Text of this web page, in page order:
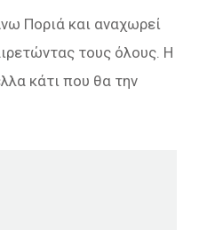
Ποριά και αναχωρεί
τους όλους. Η
κάτι που θα την